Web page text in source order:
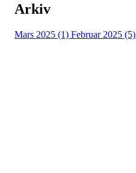
Arkiv
Mars 2025 (1) Februar 2025 (5)